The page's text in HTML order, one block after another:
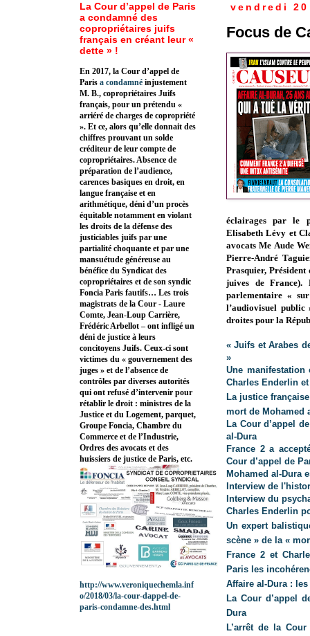
vendredi
Focus de
éclairages par le
Elisabeth Lévy et
avocats Me Aude
Pierre-André
Prasquier,
juives de France).
parlementaire «
l’audiovisuel public
droites pour la
« Juifs et Arabes
»
Une
Charles Enderlin
La justice
mort de Mohamed
La Cour d’appel
al-Dura
France 2 a
Cour d’appel de
Mohamed al-Dura
Interview de
Interview du
Charles Enderlin
Un expert
scène » de la «
France 2 et
Paris les
Affaire al-Dura :
La Cour d’appel
Dura
L’arrêt de la
La Cour d’appel de Paris
a condamné des
copropriétaires juifs
français en créant leur «
dette » !
En 2017, la Cour d’appel de
Paris a condamné injustement
M. B., copropriétaires Juifs
français, pour un prétendu «
arriéré de charges de copropriété
». Et ce, alors qu’elle donnait des
chiffres prouvant un solde
créditeur de leur compte de
copropriétaires. Absence de
préparation de l’audience,
carences basiques en droit, en
langue française et en
arithmétique, déni d’un procès
équitable notamment en violant
les droits de la défense des
justiciables juifs par une
partialité choquante et par une
mansuétude généreuse au
bénéfice du Syndicat des
copropriétaires et de son syndic
Foncia Paris fautifs… Les trois
magistrats de la Cour - Laure
Comte, Jean-Loup Carrière,
Frédéric Arbellot – ont infligé un
déni de justice à leurs
concitoyens Juifs. Ceux-ci sont
victimes du « gouvernement des
juges » et de l’absence de
contrôles par diverses autorités
qui ont refusé d’intervenir pour
rétablir le droit : ministres de la
Justice et du Logement, parquet,
Groupe Foncia, Chambre du
Commerce et de l’Industrie,
Ordres des avocats et des
huissiers de justice de Paris, etc.
http://www.veroniquechemla.inf
o/2018/03/la-cour-dappel-de-
paris-condamne-des.html